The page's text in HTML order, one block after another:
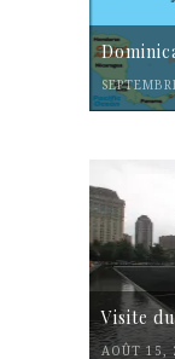
Visite
AOÛT 15,